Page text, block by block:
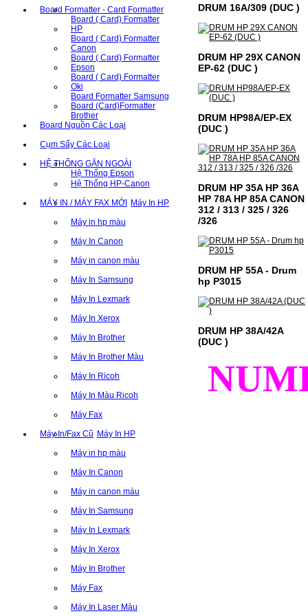
Board Formatter - Card Formatter
Board ( Card) Formatter
HP
Board ( Card) Formatter
Canon
Board ( Card) Formatter
Epson
Board ( Card) Formatter
Oki
Board Formatter Samsung
Board (Card)Formatter
Brother
Board Nguồn Các Loại
Cụm Sấy Các Loại
HỆ THỐNG GẮN NGOÀI
Hệ Thống Epson
Hệ Thống HP-Canon
MÁY IN / MÁY FAX MỚI Máy In HP
Máy in hp màu
Máy In Canon
Máy in canon màu
Máy In Samsung
Máy In Lexmark
Máy In Xerox
Máy In Brother
Máy In Brother Màu
Máy In Ricoh
Máy In Màu Ricoh
Máy Fax
Máy In/Fax Cũ Máy In HP
Máy in hp màu
Máy In Canon
Máy in canon màu
Máy In Samsung
Máy In Lexmark
Máy In Xerox
Máy In Brother
Máy Fax
Máy In Laser Màu
DRUM 16A/309 (DUC )
DRUM HP 29X CANON
EP-62 (DUC )
DRUM HP98A/EP-EX
(DUC )
DRUM HP 35A HP 36A
HP 78A HP 85A CANON
312 / 313 / 325 / 326
/326
DRUM HP 55A - Drum
hp P3015
DRUM HP 38A/42A
(DUC )